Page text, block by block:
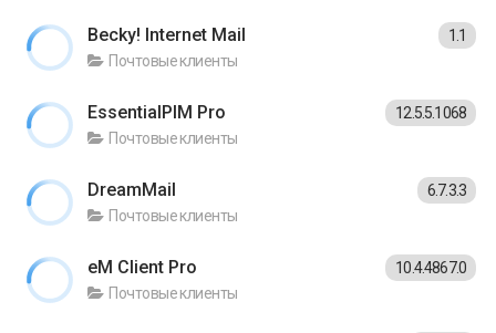
Becky! Internet Mail
Почтовые клиенты
1.1
EssentialPIM Pro
Почтовые клиенты
12.5.5.1068
DreamMail
Почтовые клиенты
6.7.3.3
eM Client Pro
Почтовые клиенты
10.4.4867.0